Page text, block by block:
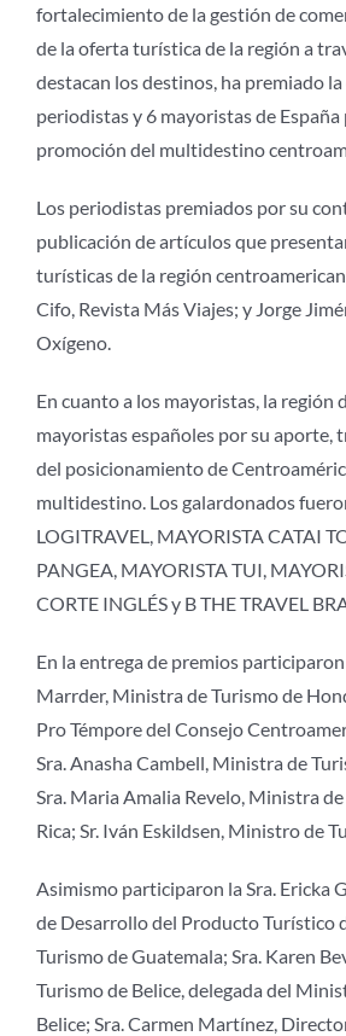
fortalecimiento de la gestión de
de la oferta turística de la región a
destacan los destinos, ha premiado
periodistas y 6 mayoristas de España
promoción del multidestino
Los periodistas premiados por su
publicación de artículos que
turísticas de la región
Cifo, Revista Más Viajes; y Jorge
Oxígeno.
En cuanto a los mayoristas, la región
mayoristas españoles por su aporte,
del posicionamiento de
multidestino. Los galardonados
LOGITRAVEL, MAYORISTA CATAI
PANGEA, MAYORISTA TUI,
CORTE INGLÉS y B THE TRAVEL
En la entrega de premios
Marrder, Ministra de Turismo de
Pro Témpore del Consejo
Sra. Anasha Cambell, Ministra de
Sra. Maria Amalia Revelo, Ministra
Rica; Sr. Iván Eskildsen, Ministro de
Asimismo participaron la Sra. Ericka
de Desarrollo del Producto Turístico
Turismo de Guatemala; Sra. Karen
Turismo de Belice, delegada del
Belice; Sra. Carmen Martínez,